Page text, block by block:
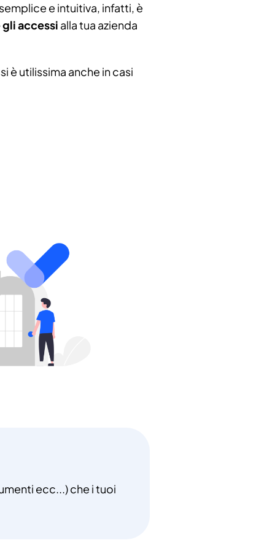
e intuitiva, infatti, è
accessi alla tua azienda
è utilissima anche in casi
ecc...) che i tuoi